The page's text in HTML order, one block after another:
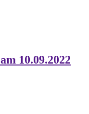
am 10.09.2022